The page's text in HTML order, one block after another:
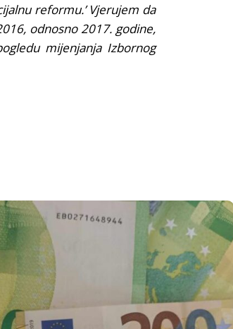
reformu.’ Vjerujem da
odnosno 2017. godine,
mijenjanja Izbornog